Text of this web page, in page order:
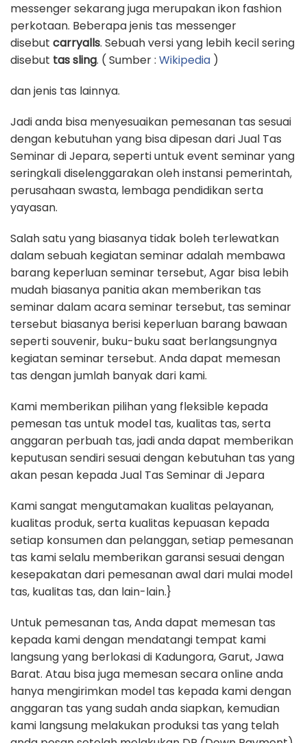
messenger sekarang juga merupakan ikon fashion
perkotaan. Beberapa jenis tas messenger
disebut carryalls. Sebuah versi yang lebih kecil sering
disebut tas sling. ( Sumber : Wikipedia )
dan jenis tas lainnya.
Jadi anda bisa menyesuaikan pemesanan tas sesuai
dengan kebutuhan yang bisa dipesan dari Jual Tas
Seminar di Jepara, seperti untuk event seminar yang
seringkali diselenggarakan oleh instansi pemerintah,
perusahaan swasta, lembaga pendidikan serta
yayasan.
Salah satu yang biasanya tidak boleh terlewatkan
dalam sebuah kegiatan seminar adalah membawa
barang keperluan seminar tersebut, Agar bisa lebih
mudah biasanya panitia akan memberikan tas
seminar dalam acara seminar tersebut, tas seminar
tersebut biasanya berisi keperluan barang bawaan
seperti souvenir, buku-buku saat berlangsungnya
kegiatan seminar tersebut. Anda dapat memesan
tas dengan jumlah banyak dari kami.
Kami memberikan pilihan yang fleksible kepada
pemesan tas untuk model tas, kualitas tas, serta
anggaran perbuah tas, jadi anda dapat memberikan
keputusan sendiri sesuai dengan kebutuhan tas yang
akan pesan kepada Jual Tas Seminar di Jepara
Kami sangat mengutamakan kualitas pelayanan,
kualitas produk, serta kualitas kepuasan kepada
setiap konsumen dan pelanggan, setiap pemesanan
tas kami selalu memberikan garansi sesuai dengan
kesepakatan dari pemesanan awal dari mulai model
tas, kualitas tas, dan lain-lain.}
Untuk pemesanan tas, Anda dapat memesan tas
kepada kami dengan mendatangi tempat kami
langsung yang berlokasi di Kadungora, Garut, Jawa
Barat. Atau bisa juga memesan secara online anda
hanya mengirimkan model tas kepada kami dengan
anggaran tas yang sudah anda siapkan, kemudian
kami langsung melakukan produksi tas yang telah